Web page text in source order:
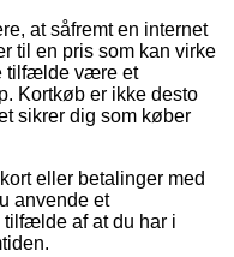
at såfremt en internet
til en pris som kan virke
tilfælde være et
Kortkøb er ikke desto
sikrer dig som køber
eller betalinger med
anvende et
af at du har i